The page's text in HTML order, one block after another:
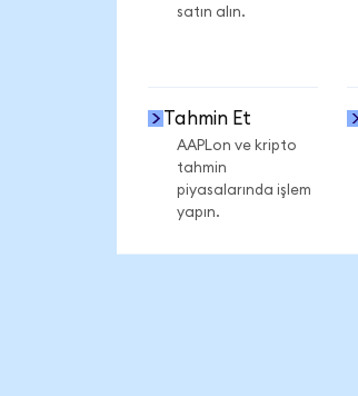
satın alın.
Tahmin Et
AAPLon ve kripto
tahmin
piyasalarında işlem
yapın.